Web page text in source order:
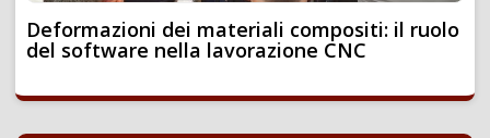
Deformazioni dei materiali compositi: il ruolo
del software nella lavorazione CNC